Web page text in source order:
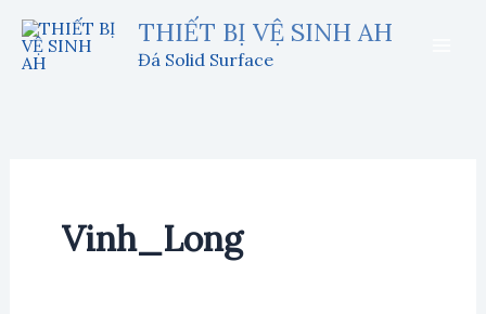
nội
THIẾT BỊ VỆ SINH AH
Đá Solid Surface
Vinh_Long